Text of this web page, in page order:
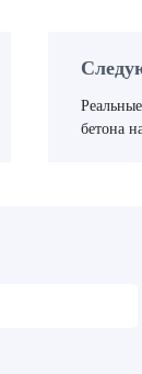
бетона